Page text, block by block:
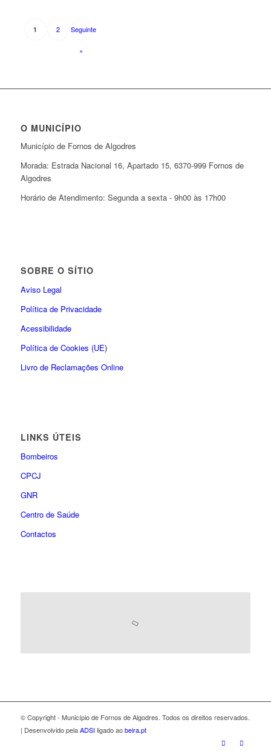
1 2 Seguinte
»
O MUNICÍPIO
Município de Fornos de Algodres
Morada: Estrada Nacional 16, Apartado 15, 6370-999 Fornos de
Algodres
Horário de Atendimento: Segunda a sexta - 9h00 às 17h00
SOBRE O SÍTIO
Aviso Legal
Política de Privacidade
Acessibilidade
Política de Cookies (UE)
Livro de Reclamações Online
LINKS ÚTEIS
Bombeiros
CPCJ
GNR
Centro de Saúde
Contactos
© Copyright - Município de Fornos de Algodres. Todos os direitos reservados.
| Desenvolvido pelaADSIligado aobeira.pt